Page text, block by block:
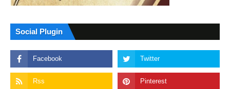
Social Plugin